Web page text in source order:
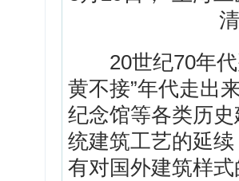
20世纪70年代
黄不接”年代走出
纪念馆等各类历
统建筑工艺的延
有对国外建筑样